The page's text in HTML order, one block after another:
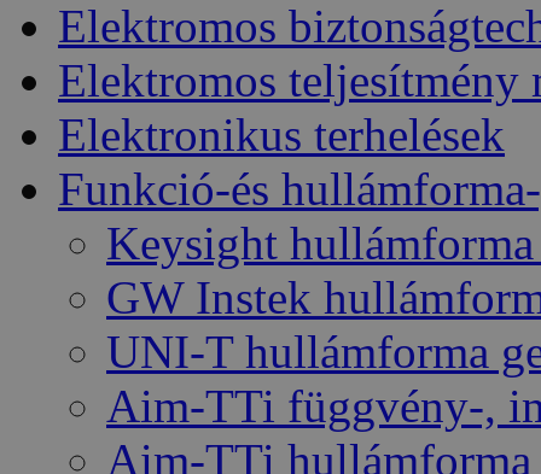
Elektromos
Elektromos teljesítmény
Elektronikus terhelések
Funkció-és
Keysight
GW Instek
UNI-T hullámforma
Aim-TTi függvény-,
Aim-TTi hullámforma